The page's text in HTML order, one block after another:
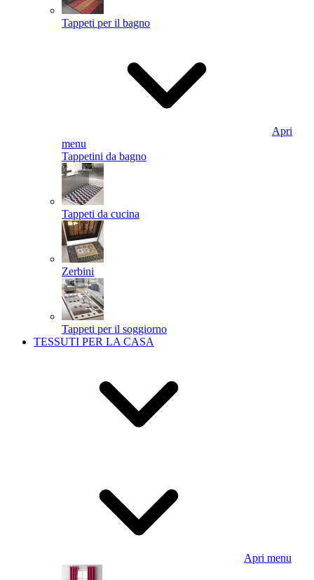
Tappeti per il bagno
Apri
menu
Tappetini da bagno
Tappeti da cucina
Zerbini
Tappeti per il soggiorno
TESSUTI PER LA CASA
Apri menu